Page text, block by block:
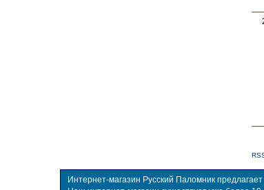
Интернет-магазин Русский Паломник